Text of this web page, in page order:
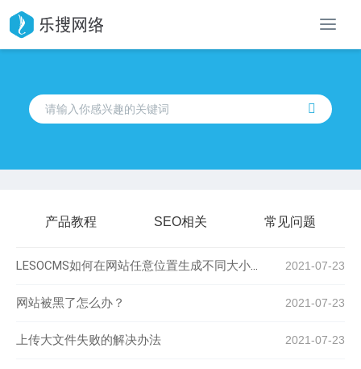
导
航
产品教程 SEO相关 常见问题
LESOCMS如何在网站任意位置生成不同大小的缩略图 2021-07-23
网站被黑了怎么办？ 2021-07-23
上传大文件失败的解决办法 2021-07-23